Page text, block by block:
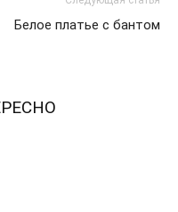
Белое платье с бантом